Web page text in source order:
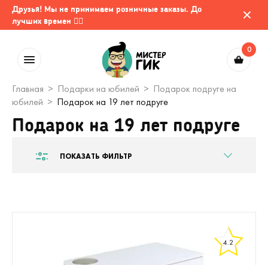
Друзья! Мы не принимаем розничные заказы. До
лучших времен 🤷‍♂️
0
Главная Подарки на юбилей
Подарок подруге на
юбилей
Подарок на 19 лет подруге
Подарок на 19 лет подруге
ПОКАЗАТЬ ФИЛЬТР
4.2